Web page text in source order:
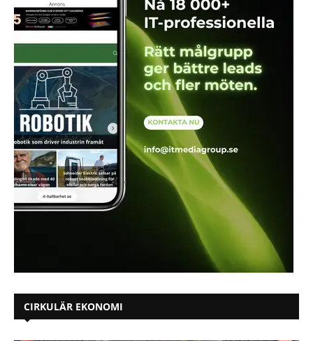
CIRKULÄR EKONOMI